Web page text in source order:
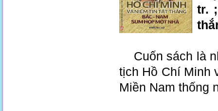
tr.
Cuốn sách là
tịch Hồ Chí Minh
Miền Nam thống